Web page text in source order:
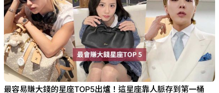
最容易賺大錢的星座TOP5出爐！這星座靠人脈存到第一桶